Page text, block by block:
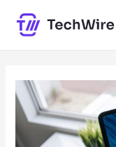
content